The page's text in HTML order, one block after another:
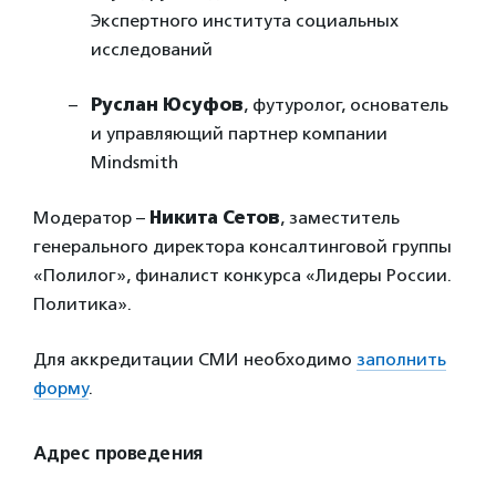
Экспертного института социальных
исследований
Руслан Юсуфов, футуролог, основатель
и управляющий партнер компании
Mindsmith
Модератор – Никита Сетов, заместитель
генерального директора консалтинговой группы
«Полилог», финалист конкурса «Лидеры России.
Политика».
Для аккредитации СМИ необходимо заполнить
форму.
Адрес проведения